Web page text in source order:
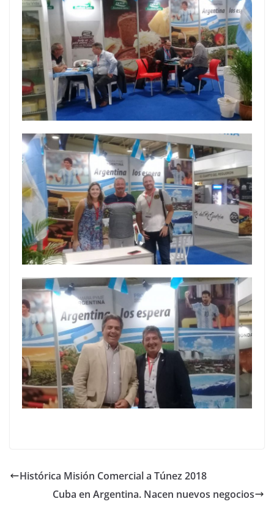
Histórica Misión Comercial a Túnez 2018
Cuba en Argentina. Nacen nuevos negocios